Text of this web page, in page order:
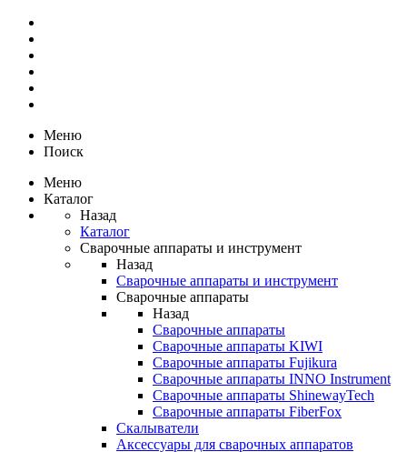
Меню
Поиск
Меню
Каталог
Назад
Каталог
Сварочные аппараты и инструмент
Назад
Сварочные аппараты и инструмент
Сварочные аппараты
Назад
Сварочные аппараты
Сварочные аппараты KIWI
Сварочные аппараты Fujikura
Сварочные аппараты INNO Instrument
Сварочные аппараты ShinewayTech
Cварочные аппараты FiberFox
Скалыватели
Аксессуары для сварочных аппаратов